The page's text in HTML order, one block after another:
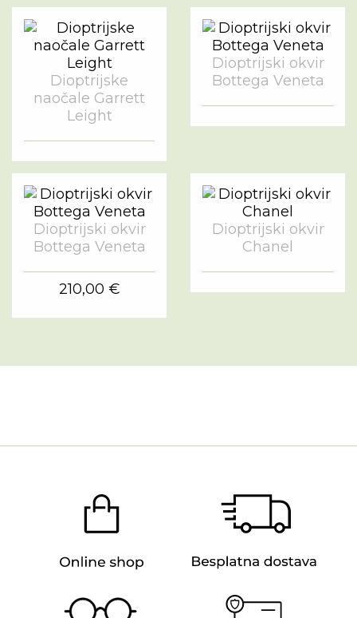
Dioptrijske
naočale Garrett
Leight
Dioptrijski okvir
Bottega Veneta
Dioptrijski okvir
Bottega Veneta
210,00 €
Dioptrijski okvir
Chanel